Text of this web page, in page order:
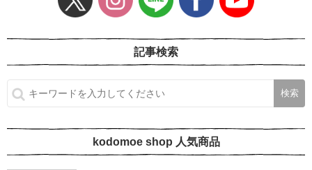
記事検索
kodomoe shop 人気商品